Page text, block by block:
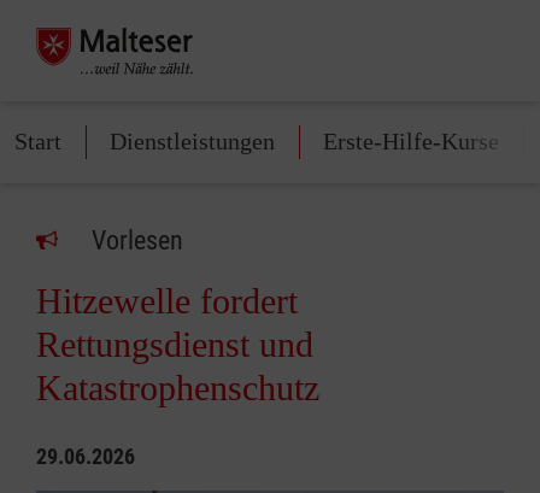
Start Dienstleistungen Erste-Hilfe-Kurse
Vorlesen
Hitzewelle fordert
Rettungsdienst und
Katastrophenschutz
29.06.2026